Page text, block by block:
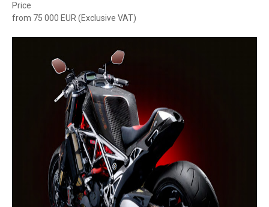
Price
from 75 000 EUR (Exclusive VAT)